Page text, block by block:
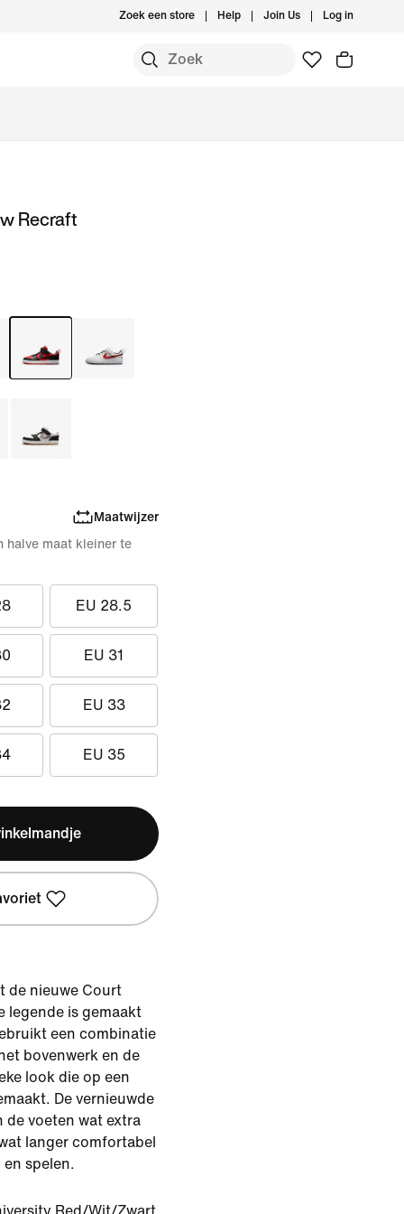
Zoek een store Help Join Us Log in
Recraft
Maatwijzer
EU 28.5
EU 31
EU 33
EU 35
halve maat kleiner te
de nieuwe Court
legende is gemaakt
een combinatie
bovenwerk en de
look die op een
De vernieuwde
de voeten wat extra
langer comfortabel
spelen.
Red/Wit/Zwart